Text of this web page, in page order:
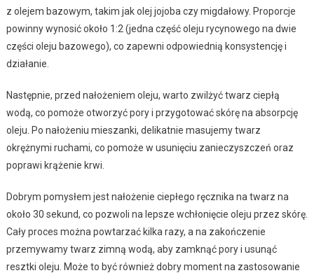
z olejem bazowym, takim jak olej jojoba czy migdałowy. Proporcje
powinny wynosić około 1:2 (jedna część oleju rycynowego na dwie
części oleju bazowego), co zapewni odpowiednią konsystencję i
działanie.
Następnie, przed nałożeniem oleju, warto zwilżyć twarz ciepłą
wodą, co pomoże otworzyć pory i przygotować skórę na absorpcję
oleju. Po nałożeniu mieszanki, delikatnie masujemy twarz
okrężnymi ruchami, co pomoże w usunięciu zanieczyszczeń oraz
poprawi krążenie krwi.
Dobrym pomysłem jest nałożenie ciepłego ręcznika na twarz na
około 30 sekund, co pozwoli na lepsze wchłonięcie oleju przez skórę.
Cały proces można powtarzać kilka razy, a na zakończenie
przemywamy twarz zimną wodą, aby zamknąć pory i usunąć
resztki oleju. Może to być również dobry moment na zastosowanie